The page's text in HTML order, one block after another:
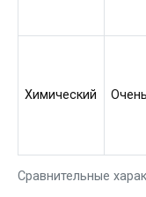
Сравнительные
Химический